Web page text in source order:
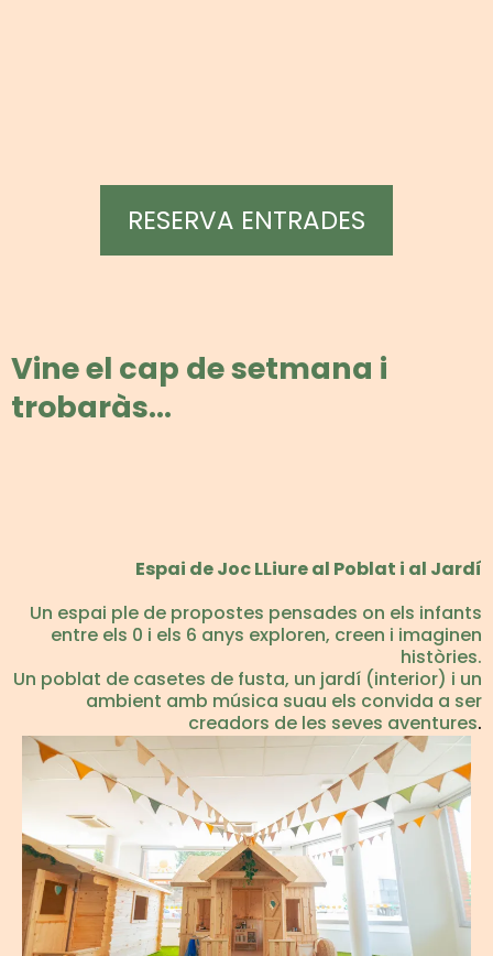
RESERVA ENTRADES
Vine el cap de setmana i
trobaràs...
Espai de Joc LLiure al Poblat i al Jardí
Un espai ple de propostes pensades on els infants
entre els 0 i els 6 anys exploren, creen i imaginen
històries.
Un poblat de casetes de fusta, un jardí (interior) i un
ambient amb música suau els convida a ser
creadors de les seves aventures.